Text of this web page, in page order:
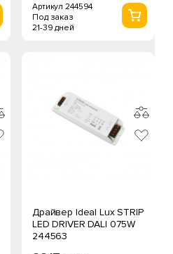
Артикул 244594
Под заказ
21-39 дней
Драйвер Ideal Lux STRIP
LED DRIVER DALI 075W
244563